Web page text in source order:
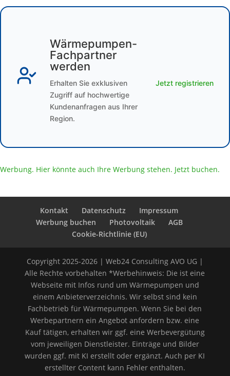
Wärmepumpen-
Fachpartner
werden
Erhalten Sie exklusiven
Zugriff auf hochwertige
Kundenanfragen aus Ihrer
Region.
Jetzt registrieren
Werbung. Hier könnte auch Ihre Werbung stehen. Jetzt buchen.
Kontakt Datenschutz
Impressum
Werbung buchen
Photovoltaik
AGB
Cookie-Richtlinie (EU)
Copyright 2025-2026 | Web24 Consulting AVO UG |
Alle Rechte vorbehalten *Werbehinweis: Die ist eine
Webseite mit Infos rund um Wärmepumpen und
einem Anbieterverzeichnis. Wir selbst sind kein
Fachbetrieb für Wärmepumpen. Wenn Sie bei den
Werbepartnern ein Angebot anfordern bzw. eine
Kauf tätigen, erhalten wir ggf. eine Werbevergütung
vom jeweiligen Dienstleister. Einträge und Bilder
wurden ggf. mit KI erstellt oder ergänzt. Auch per KI
erstellter Content kann Fehler enthalten.